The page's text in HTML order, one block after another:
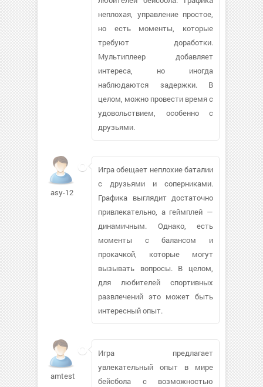
неплохая, управление простое,
но есть моменты, которые
требуют доработки.
Мультиплеер добавляет
интереса, но иногда
наблюдаются задержки. В
целом, можно провести время с
удовольствием, особенно с
друзьями.
asy-12
Игра обещает неплохие баталии
с друзьями и соперниками.
Графика выглядит достаточно
привлекательно, а геймплей —
динамичным. Однако, есть
моменты с балансом и
прокачкой, которые могут
вызывать вопросы. В целом,
для любителей спортивных
развлечений это может быть
интересный опыт.
amtesting
Игра предлагает
увлекательный опыт в мире
бейсбола с возможностью